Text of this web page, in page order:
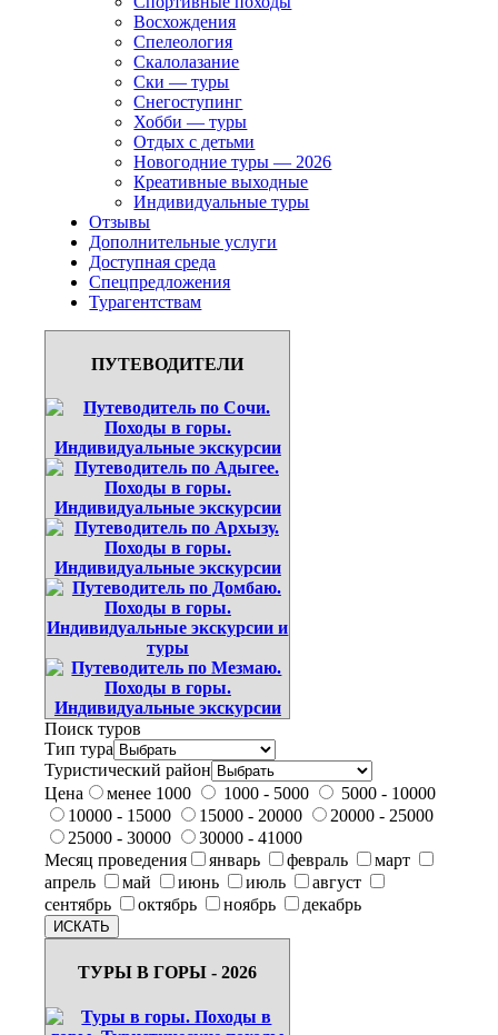
Восхождения
Спелеология
Скалолазание
Ски — туры
Снегоступинг
Хобби — туры
Отдых с детьми
Новогодние туры — 2026
Креативные выходные
Индивидуальные туры
Отзывы
Дополнительные услуги
Доступная среда
Спецпредложения
Турагентствам
ПУТЕВОДИТЕЛИ
Поиск туров
Тип тура
Туристический район
Цена
менее 1000 1000 - 5000
5000 - 10000
10000 - 15000
15000 - 20000
20000 - 25000
25000 - 30000
30000 - 41000
Месяц проведения
январь февраль
март
апрель
май июнь июль
август
сентябрь
октябрь ноябрь декабрь
ТУРЫ В ГОРЫ - 2026